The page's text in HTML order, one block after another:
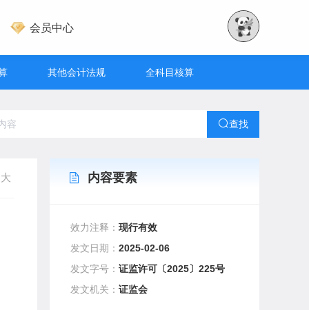
会员中心
其他会计法规 全科目核算
查找
内容要素
效力注释：现行有效
发文日期：2025-02-06
发文字号：证监许可〔2025〕225号
发文机关：证监会
大